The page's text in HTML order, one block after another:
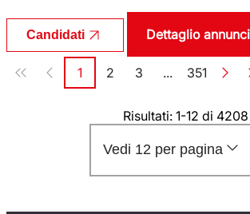
Candidati Dettaglio
Paginazione
Pagina
1 Pagina
2 Pagina
3 ... Pagina
351
Risultati: 1-12 di 4208
Vedi 12 per pagina